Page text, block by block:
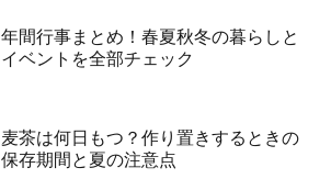
年間行事まとめ！春夏秋冬の暮らしと
イベントを全部チェック
麦茶は何日もつ？作り置きするときの
保存期間と夏の注意点